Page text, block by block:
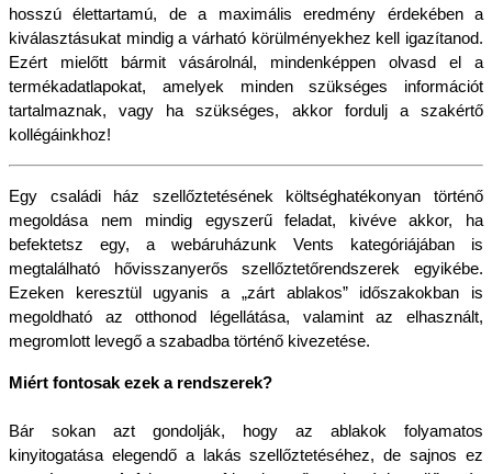
hosszú élettartamú, de a maximális eredmény érdekében a
kiválasztásukat mindig a várható körülményekhez kell igazítanod.
Ezért mielőtt bármit vásárolnál, mindenképpen olvasd el a
termékadatlapokat, amelyek minden szükséges információt
tartalmaznak, vagy ha szükséges, akkor fordulj a szakértő
kollégáinkhoz!
Egy családi ház szellőztetésének költséghatékonyan történő
megoldása nem mindig egyszerű feladat, kivéve akkor, ha
befektetsz egy, a webáruházunk Vents kategóriájában is
megtalálható hővisszanyerős szellőztetőrendszerek egyikébe.
Ezeken keresztül ugyanis a „zárt ablakos” időszakokban is
megoldható az otthonod légellátása, valamint az elhasznált,
megromlott levegő a szabadba történő kivezetése.
Miért fontosak ezek a rendszerek?
Bár sokan azt gondolják, hogy az ablakok folyamatos
kinyitogatása elegendő a lakás szellőztetéséhez, de sajnos ez